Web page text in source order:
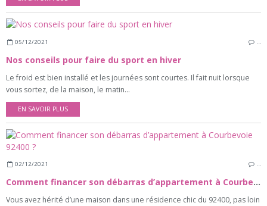
05/12/2021
Nos conseils pour faire du sport en hiver
Le froid est bien installé et les journées sont courtes. Il fait nuit lorsque
vous sortez, de la maison, le matin...
EN SAVOIR PLUS
02/12/2021 …
Comment financer son débarras d’appartement à Courbevoie 92400 ?
Vous avez hérité d’une maison dans une résidence chic du 92400, pas loin